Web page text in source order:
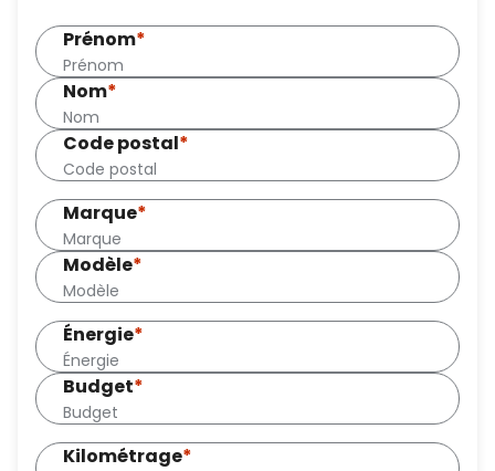
Prénom*
Nom*
Code postal*
Marque*
Modèle*
Énergie*
Budget*
Kilométrage*